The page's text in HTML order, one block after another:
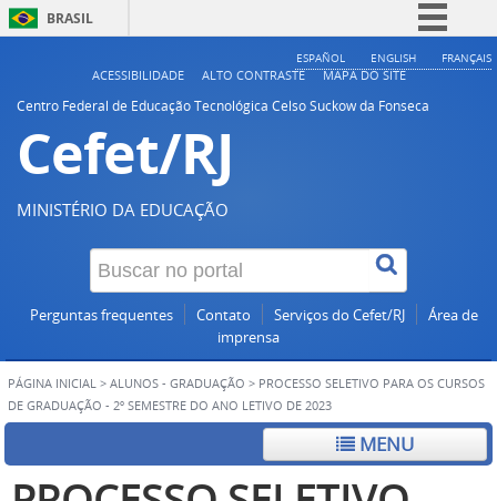
BRASIL
Simplifique!
ESPAÑOL ENGLISH FRANÇAIS
ACESSIBILIDADE ALTO CONTRASTE
MAPA DO SITE
Centro Federal de Educação Tecnológica Celso Suckow da Fonseca
Cefet/RJ
MINISTÉRIO DA EDUCAÇÃO
Perguntas frequentes Contato Serviços do Cefet/RJ
Área de
imprensa
PÁGINA INICIAL > ALUNOS - GRADUAÇÃO > PROCESSO SELETIVO PARA OS CURSOS
DE GRADUAÇÃO - 2º SEMESTRE DO ANO LETIVO DE 2023
MENU